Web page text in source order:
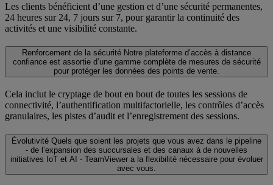
Les clients bénéficient d’une gestion et d’une sécurité permanentes,
24 heures sur 24, 7 jours sur 7, pour garantir la continuité des
activités et une visibilité constante.
Renforcement de la sécurité Notre plateforme d’accès à distance
confiance est assortie d’une gamme complète de mesures de sécurité
pour protéger les données des points de vente.
Cela inclut le cryptage de bout en bout de toutes les sessions de
connectivité, l’authentification multifactorielle, les contrôles d’accès
granulaires, les pistes d’audit et l’enregistrement des sessions.
Évolutivité Quels que soient les projets que vous avez dans le pipeline
- de l’expansion des succursales et des canaux à de nouvelles
initiatives IoT et AI - TeamViewer a la flexibilité nécessaire pour évoluer
avec vous.